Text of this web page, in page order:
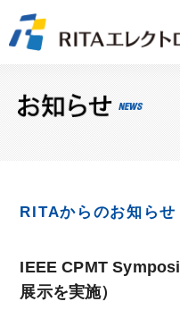
RITAからのお知らせ
IEEE CPMT
展示を実施）